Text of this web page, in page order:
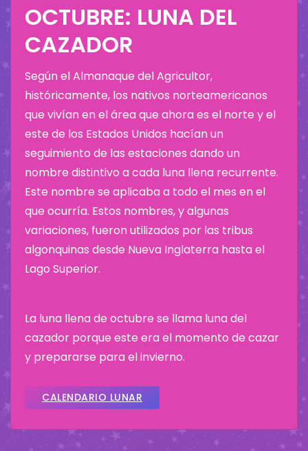
OCTUBRE: LUNA DEL
CAZADOR
Según el Almanaque del Agricultor,
históricamente, los nativos norteamericanos
que vivían en el área que ahora es el norte y el
este de los Estados Unidos hacían un
seguimiento de las estaciones dando un
nombre distintivo a cada luna llena recurrente.
Este nombre se aplicaba a todo el mes en el
que ocurría. Estos nombres, y algunas
variaciones, fueron utilizados por las tribus
algonquinas desde Nueva Inglaterra hasta el
Lago Superior.
La luna llena de octubre se llama luna del
cazador porque este era el momento de cazar
y prepararse para el invierno.
CALENDARIO LUNAR